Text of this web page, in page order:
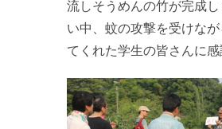
流しそうめんの竹が完成
い中、蚊の攻撃を受けな
てくれた学生の皆さんに感